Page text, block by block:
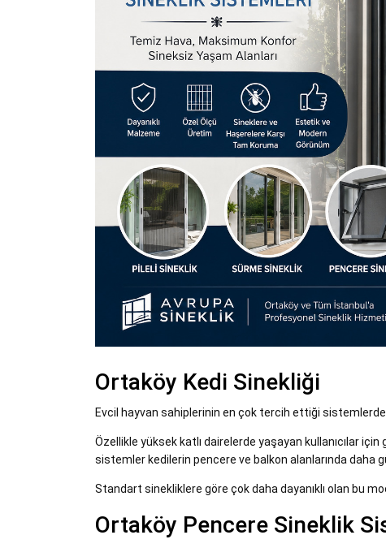
Ortaköy Kedi Sinekliği
Evcil hayvan sahiplerinin en çok tercih ettiği
Özellikle yüksek katlı dairelerde yaşayan kullanıcılar için
sistemler kedilerin pencere ve balkon alanlarında daha
Standart sinekliklere göre çok daha dayanıklı olan bu
Ortaköy Pencere Sineklik